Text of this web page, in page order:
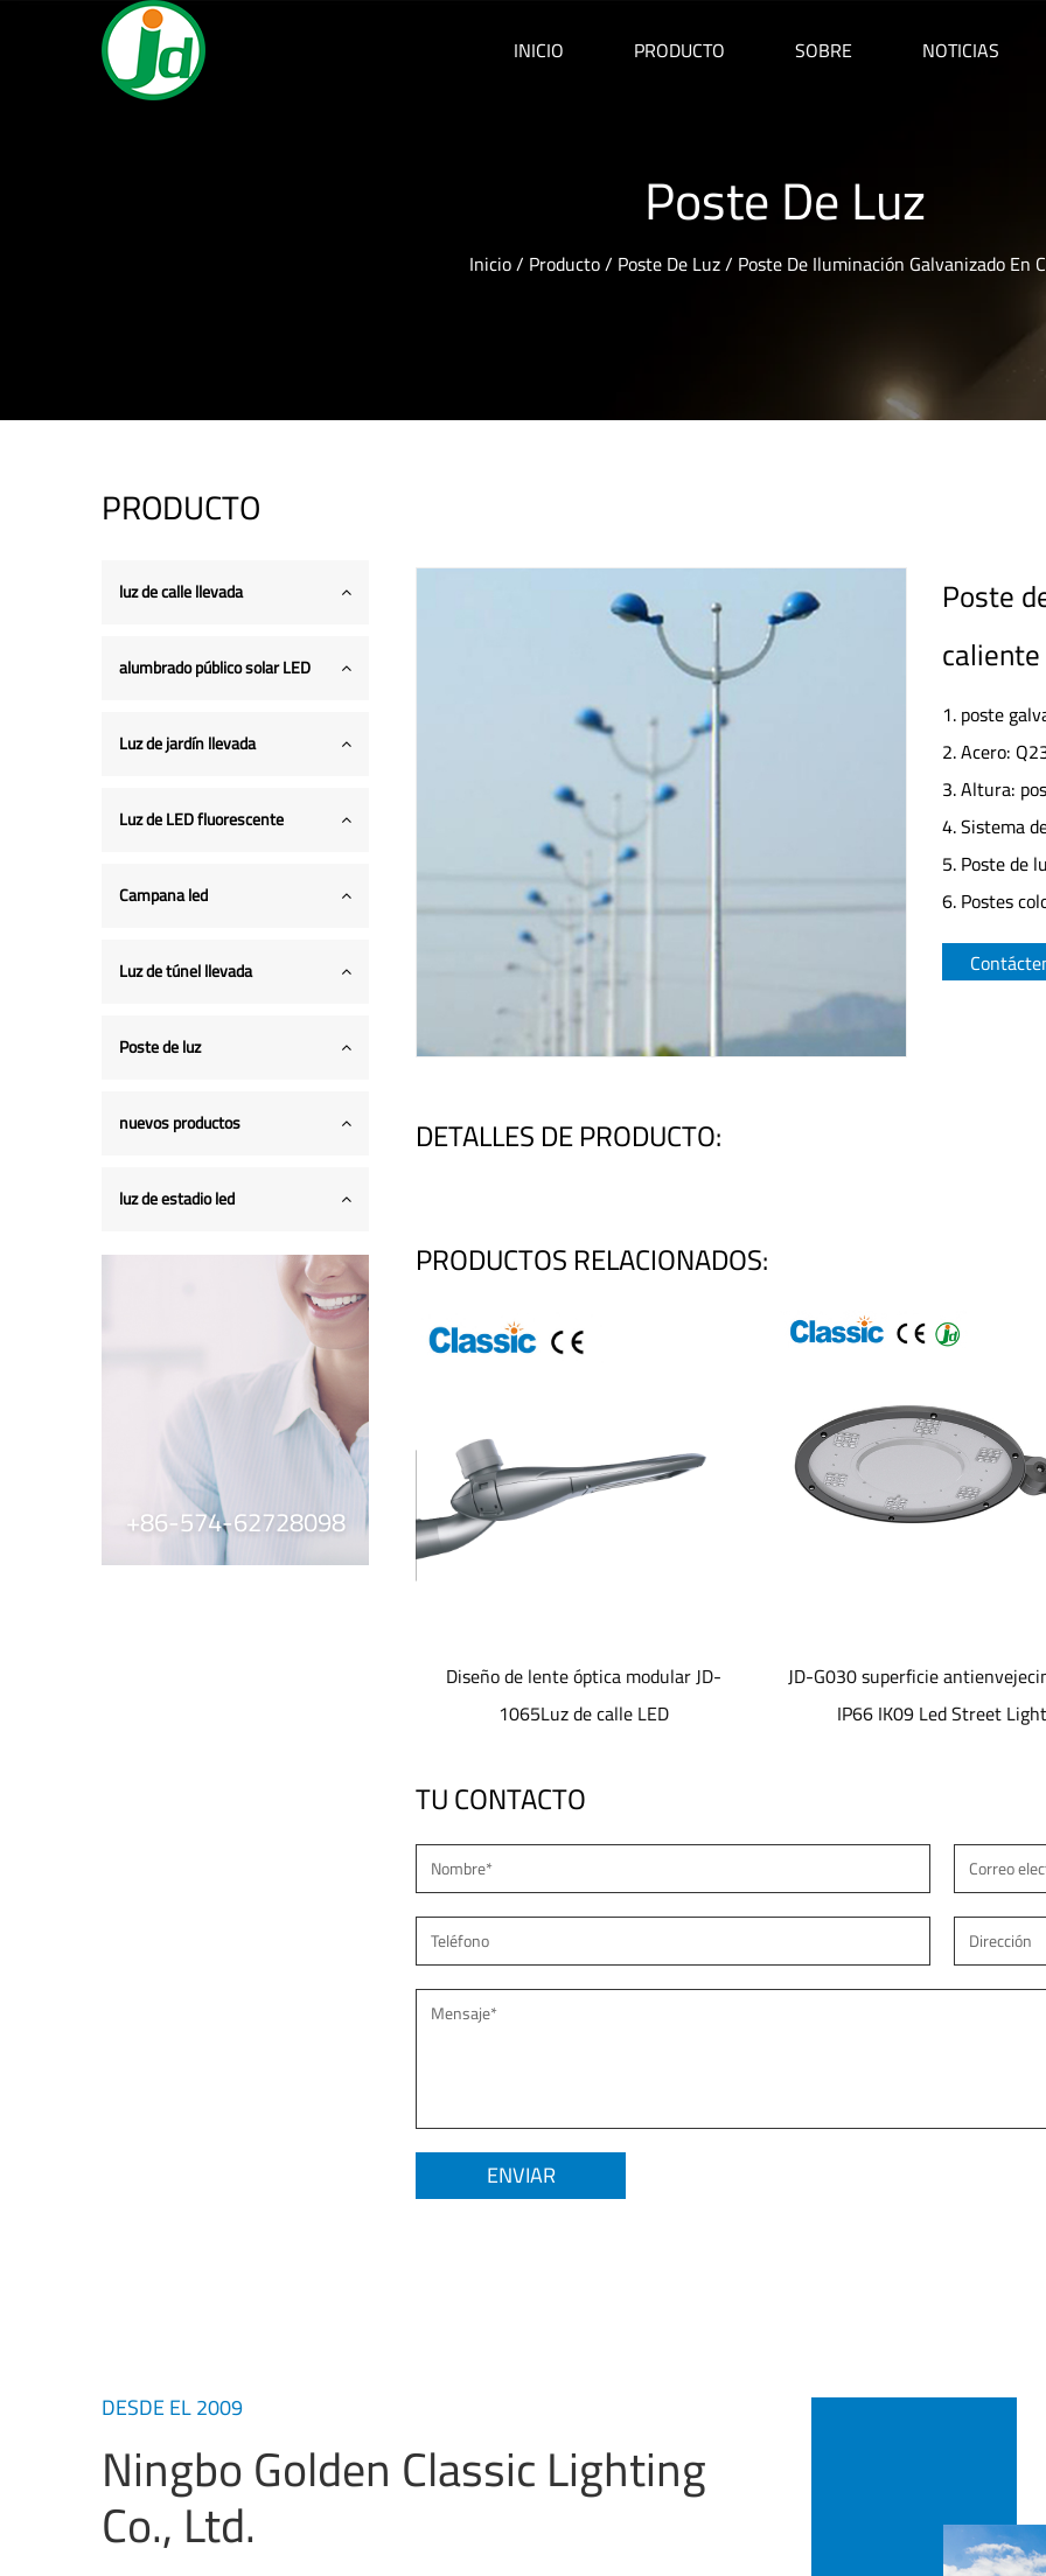
INICIO PRODUCTO SOBRE NOTICIAS
Poste De Luz
Inicio/ Producto/ Poste De Luz/ Poste De Iluminación Galvanizado En
PRODUCTO
luz de calle llevada
alumbrado público solar LED
Luz de jardín llevada
Luz de LED fluorescente
Campana led
Luz de túnel llevada
Poste de luz
nuevos productos
luz de estadio led
+86-574-62728098
Poste
caliente
1. poste
2. Acero:
3. Altura:
4. Sistema
5. Poste de
6. Postes
DETALLES DE PRODUCTO:
PRODUCTOS RELACIONADOS:
JD-G030 superficie antienvejecimiento
IP66 IK09 Led Street Light
Luz de calle Led
antienvejecimiento de
TU CONTACTO
DESDE EL 2009
Ningbo Golden Classic Lighting
Co., Ltd.